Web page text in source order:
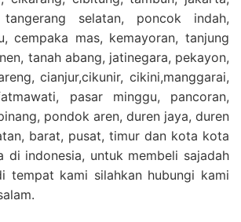
selatan, poncok indah,
cempaka mas, kemayoran, tanjung
tanah abang, jatinegara, pekayon,
cianjur,cikunir, cikini,manggarai,
pasar minggu, pancoran,
pondok aren, duren jaya, duren
barat, pusat, timur dan kota kota
di indonesia, untuk membeli sajadah
tempat kami silahkan hubungi kami